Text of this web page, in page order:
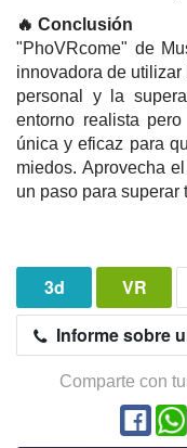
🔥 Conclusión
"PhoVRcome" de
innovadora de
personal y la
entorno realista
única y eficaz para
miedos. Aprovecha
un paso para superar
3d VR
Informe sobre
Comparte con